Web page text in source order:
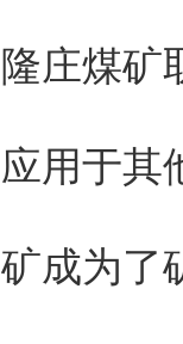
隆庄煤矿
应用于其
矿成为了